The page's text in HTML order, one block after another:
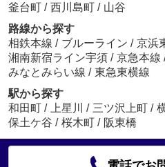
釜台町 / 西川島町 / 山谷
路線から探す
相鉄本線 / ブルーライン / 京浜
湘南新宿ライン宇須 / 京急本線
みなとみらい線 / 東急東横線
駅から探す
和田町 / 上星川 / 三ツ沢上町 /
保土ケ谷 / 桜木町 / 阪東橋